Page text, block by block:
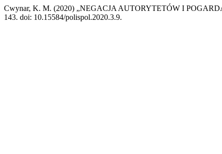
Cwynar, K. M. (2020) „NEGACJA AUTORYTETÓW I
143. doi: 10.15584/polispol.2020.3.9.